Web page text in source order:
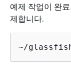
예제 작업이 완
제합니다.
~/